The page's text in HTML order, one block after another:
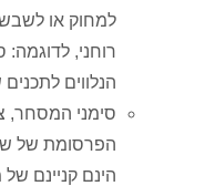
למחוק או לשבש
רוחני, לדוגמה:
הנלווים
סימני המסחר,
הפרסומת של
הינם קניינם